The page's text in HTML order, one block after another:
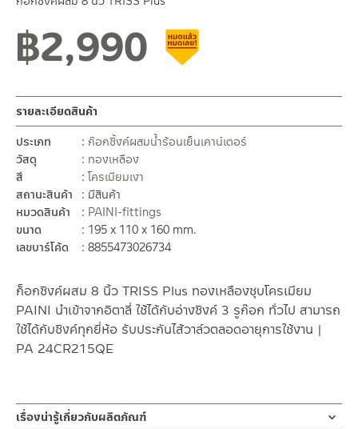
฿2,990
ก็อกซิงค์ผสม 8 นิ้ว TRISS Plus ทองเหลืองชุบโครเมียม
PAINI นำเข้าจากอิตาลี่ ใช้ได้กับอ่างซิงค์ 3 รูก๊อก ทั่วไป สามารถ
ใช้ได้กับซิงค์ทุกยี่ห้อ รับประกันไส้วาล์วตลอดอายุการใช้งาน |
PA 24CR215QE
รายละเอียดสินค้า
ประเภท
ก๊อกซิ้งค์ผสมน้ำร้อนเย็นเคาน์เตอร์
วัสดุ
ทองเหลือง
สี
โครเมียมเงา
สถานะสินค้า
มีสินค้า
หมวดสินค้า
PAINI-fittings
ขนาด
195 x 110 x 160 mm.
เลขบาร์โค้ด
8855473026734
เรื่องน่ารู้เกี่ยวกับผลิตภัณฑ์